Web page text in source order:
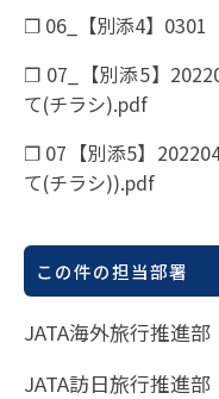
❐ 06_【別添4】0301
❐ 07_【別添5】
て(チラシ).pdf
❐ 07【別添5】
て(チラシ)).pdf
この件の担当部署
JATA海外旅行推進
JATA訪日旅行推進